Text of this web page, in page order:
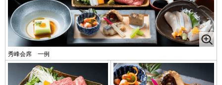
秀峰会席 一例